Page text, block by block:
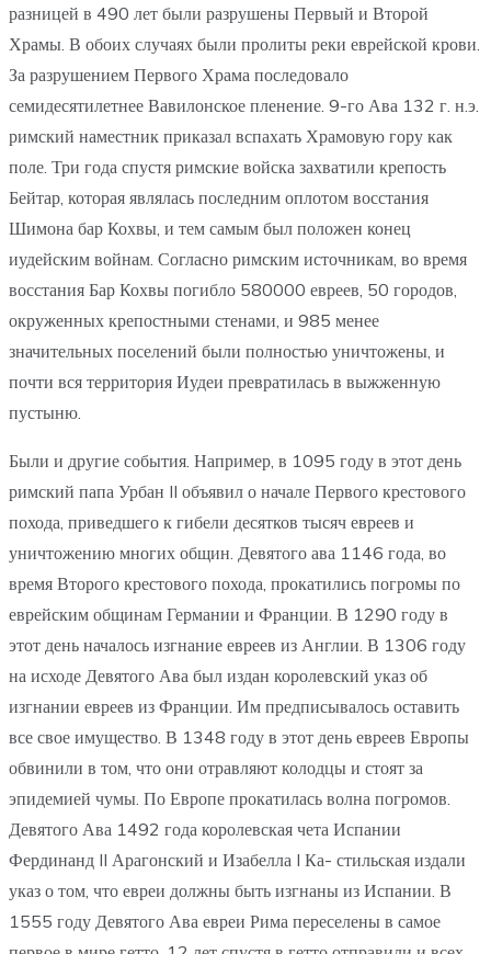
разницей в 490 лет были разрушены Первый и Второй
Храмы. В обоих случаях были пролиты реки еврейской крови.
За разрушением Первого Храма последовало
семидесятилетнее Вавилонское пленение. 9-го Ава 132 г. н.э.
римский наместник приказал вспахать Храмовую гору как
поле. Три года спустя римские войска захватили крепость
Бейтар, которая являлась последним оплотом восстания
Шимона бар Кохвы, и тем самым был положен конец
иудейским войнам. Согласно римским источникам, во время
восстания Бар Кохвы погибло 580000 евреев, 50 городов,
окруженных крепостными стенами, и 985 менее
значительных поселений были полностью уничтожены, и
почти вся территория Иудеи превратилась в выжженную
пустыню.
Были и другие события. Например, в 1095 году в этот день
римский папа Урбан II объявил о начале Первого крестового
похода, приведшего к гибели десятков тысяч евреев и
уничтожению многих общин. Девятого ава 1146 года, во
время Второго крестового похода, прокатились погромы по
еврейским общинам Германии и Франции. В 1290 году в
этот день началось изгнание евреев из Англии. В 1306 году
на исходе Девятого Ава был издан королевский указ об
изгнании евреев из Франции. Им предписывалось оставить
все свое имущество. В 1348 году в этот день евреев Европы
обвинили в том, что они отравляют колодцы и стоят за
эпидемией чумы. По Европе прокатилась волна погромов.
Девятого Ава 1492 года королевская чета Испании
Фердинанд II Арагонский и Изабелла I Ка- стильская издали
указ о том, что евреи должны быть изгнаны из Испании. В
1555 году Девятого Ава евреи Рима переселены в самое